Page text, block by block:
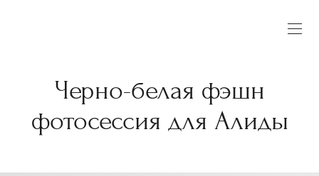
Черно-белая фэшн
фотосессия для Алиды